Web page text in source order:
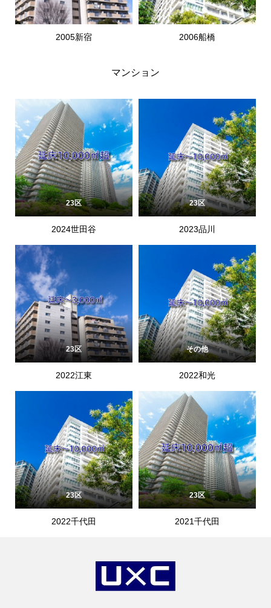
2005新宿 2006船橋
マンション
23区
2024世田谷
23区
2023品川
23区
2022江東
その他
2022和光
23区
2022千代田
23区
2021千代田